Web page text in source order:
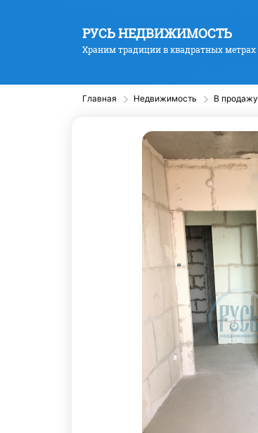
РУСЬ НЕДВИЖИМОСТЬ
Храним традиции в квадратных метрах
Главная Недвижимость В продажу